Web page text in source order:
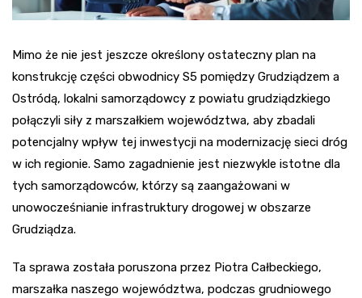
Mimo że nie jest jeszcze określony ostateczny plan na
konstrukcję części obwodnicy S5 pomiędzy Grudziądzem a
Ostródą, lokalni samorządowcy z powiatu grudziądzkiego
połączyli siły z marszałkiem województwa, aby zbadali
potencjalny wpływ tej inwestycji na modernizację sieci dróg
w ich regionie. Samo zagadnienie jest niezwykle istotne dla
tych samorządowców, którzy są zaangażowani w
unowocześnianie infrastruktury drogowej w obszarze
Grudziądza.
Ta sprawa została poruszona przez Piotra Całbeckiego,
marszałka naszego województwa, podczas grudniowego